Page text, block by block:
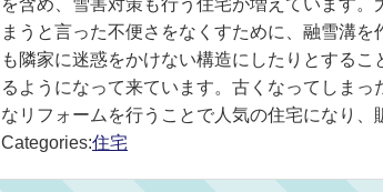
を含め、雪害対策も行う住宅が増えています
まうと言った不便さをなくすために、融雪溝
も隣家に迷惑をかけない構造にしたりとする
るようになって来ています。古くなってしま
なリフォームを行うことで人気の住宅になり、
Categories:住宅